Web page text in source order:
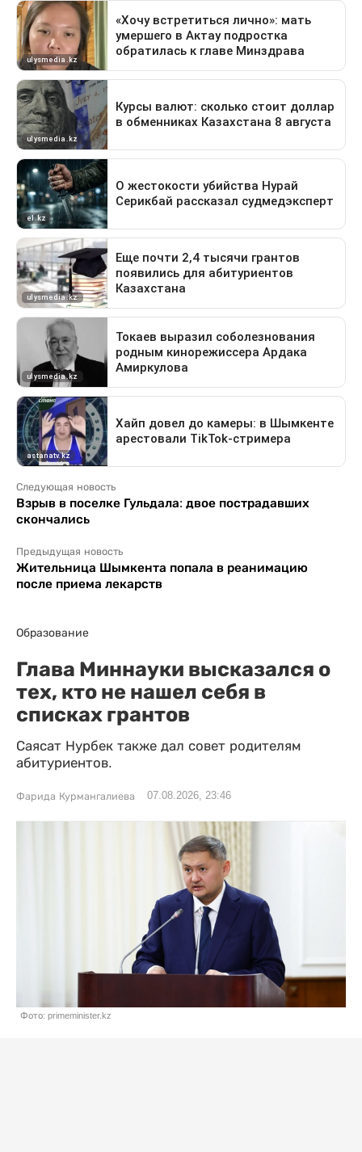
Следующая новость
Взрыв в поселке Гульдала: двое пострадавших
скончались
Предыдущая новость
Жительница Шымкента попала в реанимацию
после приема лекарств
Образование
Глава Миннауки высказался о
тех, кто не нашел себя в
списках грантов
Саясат Нурбек также дал совет родителям
абитуриентов.
Фарида Курмангалиева 07.08.2026, 23:46
Фото: primeminister.kz